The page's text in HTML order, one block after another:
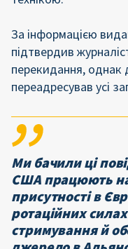
За інформацією
підтвердив
перекидання, однак
переадресував усі
Ми бачили ці
США працюють
присутності в
ротаційних
стримування й